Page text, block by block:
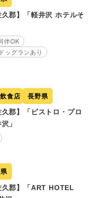
久郡】「軽井沢 ホテルそ
伴OK
ッグランあり
食店 長野県
久郡】「ビストロ・プロ
」
久郡】「ART HOTEL